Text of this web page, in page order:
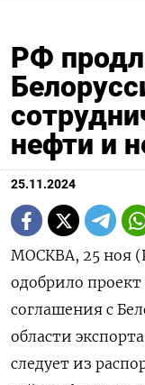
РФ
нефти и
25.11.2024
МОСКВА, 25 ноя
одобрило
соглашения с
области
следует из